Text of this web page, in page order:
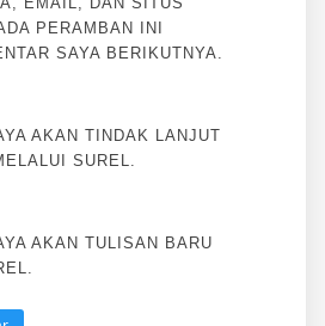
PERAMBAN INI
SAYA BERIKUTNYA.
AKAN TINDAK LANJUT
SUREL.
AKAN TULISAN BARU